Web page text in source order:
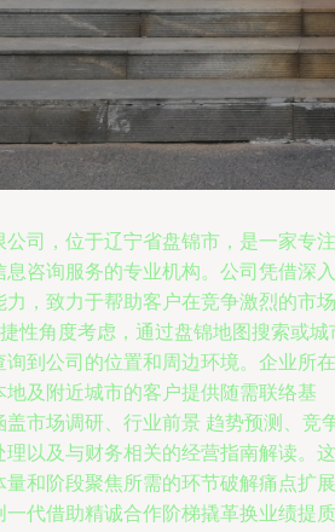
司，位于辽宁省盘锦市，是一家专注
咨询服务的专业机构。公司凭借深入
，致力于帮助客户在竞争激烈的市场
性角度考虑，通过盘锦地图搜索或城
到公司的位置和周边环境。企业所在
及附近城市的客户提供随需联络基
市场调研、行业前景 趋势预测、竞
以及与财务相关的经营指南解读。这
和阶段聚焦所需的环节破解痛点扩展
代借助精诚合作阶梯撬革换业绩提质